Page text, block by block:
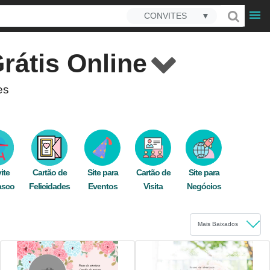
CONVITES ▼
Online
editor online sempre pronto, qualquer
como é fácil gerenciar aconfirmação
imprima e espalhe felicidade entre seus
Cartão de
Felicidades
Site para
Eventos
Cartão de
Visita
Site para
Negócios